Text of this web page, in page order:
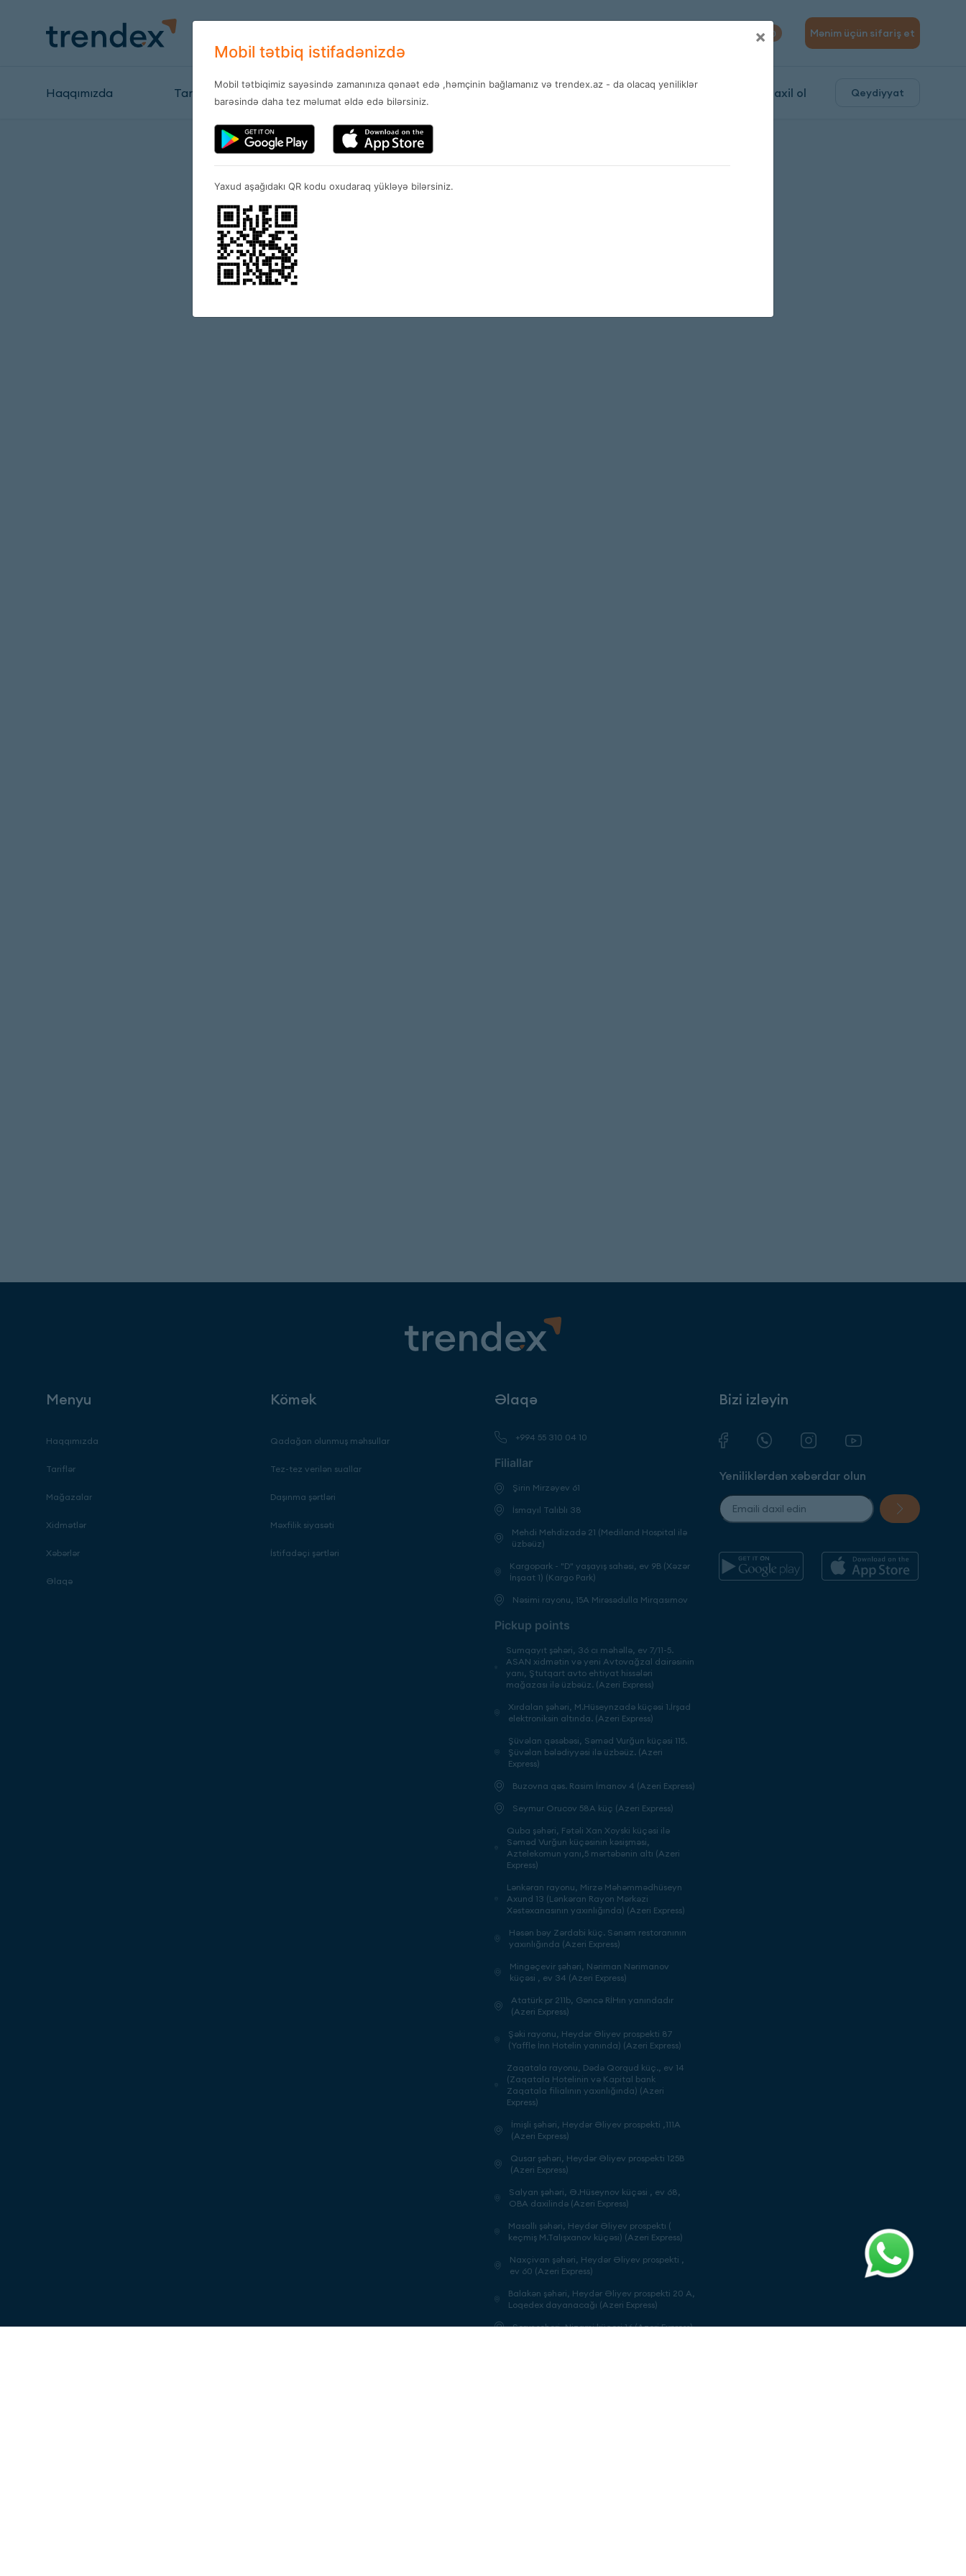
0 Mənim üçün sifariş et
Haqqımızda Tariflər Mağazalar Xidmətlər Daxil ol Qeydiyyat
Daşınma şərtləri
Menyu
Haqqımızda
Tariflər
Mağazalar
Xidmətlər
Xəbərlər
Əlaqə
Kömək
Qadağan olunmuş məhsullar
Tez-tez verilən suallar
Daşınma şərtləri
Məxfilik siyasəti
İstifadəçi şərtləri
Əlaqə
+994 55 310 04 10
Filiallar
Şirin Mirzəyev 61
İsmayıl Talıblı 38
Mehdi Mehdizadə 21 (Mediland Hospital ilə
üzbəüz)
Kargopark - "D" yaşayış sahəsi, ev 9B (Xəzər
İnşaat 1) (Kargo Park)
Nəsimi rayonu, 15A Mirəsədulla Mirqasımov
Pickup points
Sumqayıt şəhəri, 36 cı məhəllə, ev 7/11-5.
ASAN xidmətin və yeni Avtovağzal dairəsinin
yanı, Ştutqart avto ehtiyat hissələri
mağazası ilə üzbəüz. (Azeri Express)
Xırdalan şəhəri, M.Hüseynzadə küçəsi 1.İrşad
elektroniksin altında. (Azeri Express)
Şüvəlan qəsəbəsi, Səməd Vurğun küçəsi 115.
Şüvəlan bələdiyyəsi ilə üzbəüz. (Azeri
Express)
Buzovna qəs. Rasim İmanov 4 (Azeri Express)
Seymur Orucov 58A küç (Azeri Express)
Quba şəhəri, Fətəli Xan Xoyski küçəsi ilə
Səməd Vurğun küçəsinin kəsişməsi,
Aztelekomun yanı,5 mərtəbənin altı (Azeri
Express)
Lənkəran rayonu, Mirzə Məhəmmədhüseyn
Axund 13 (Lənkəran Rayon Mərkəzi
Xəstəxanasının yaxınlığında) (Azeri Express)
Həsən bəy Zərdabi küç. Sənəm restoranının
yaxınlığında (Azeri Express)
Mingəçevir şəhəri, Nəriman Nərimanov
küçəsi , ev 34 (Azeri Express)
Atatürk pr 211b, Gəncə RİHın yanındadır
(Azeri Express)
Şəki rayonu, Heydər Əliyev prospekti 87
(Yaffle İnn Hotelin yanında) (Azeri Express)
Zaqatala rayonu, Dədə Qorqud küç., ev 14
(Zaqatala Hotelinin və Kapital bank
Zaqatala filialının yaxınlığında) (Azeri
Express)
İmişli şəhəri, Heydər Əliyev prospekti ,111A
(Azeri Express)
Qusar şəhəri, Heydər Əliyev prospekti 125B
(Azeri Express)
Salyan şəhəri, Ə.Hüseynov küçəsi , ev 68,
OBA daxilində (Azeri Express)
Masallı şəhəri, Heydər Əliyev prospektı (
keçmiş M.Talışxanov küçəsi) (Azeri Express)
Naxçivan şəhəri, Heydər Əliyev prospekti ,
ev 60 (Azeri Express)
Balakən şəhəri, Heydər Əliyev prospekti 20 A,
Loqedex dayanacağı (Azeri Express)
Şərur şəhəri, Nizami küçəsi 16 (Azeri Express)
Bizi izləyin
Yeniliklərdən xəbərdar olun
×
Mobil tətbiq istifadənizdə
Mobil tətbiqimiz sayəsində zamanınıza qənaət edə ,həmçinin bağlamanız və trendex.az - da olacaq yeniliklər
barəsində daha tez məlumat əldə edə bilərsiniz.
Yaxud aşağıdakı QR kodu oxudaraq yükləyə bilərsiniz.